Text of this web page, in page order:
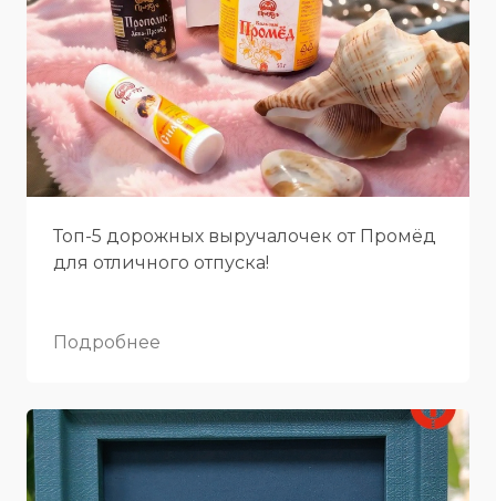
Топ-5 дорожных выручалочек от Промёд
для отличного отпуска!
Подробнее